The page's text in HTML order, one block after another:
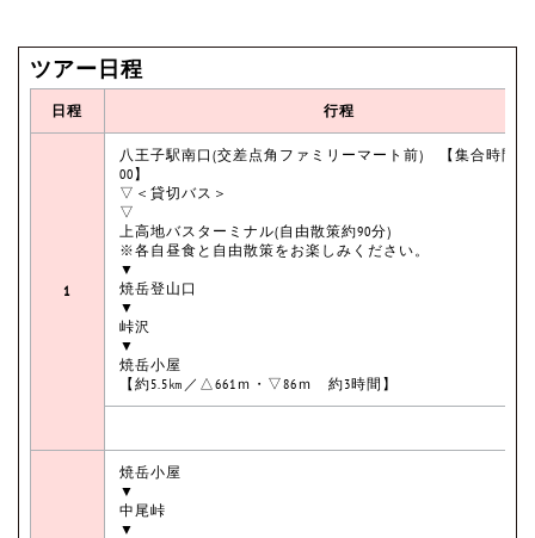
ツアー日程
日程 行程
1
八王子駅南口(交差点角ファミリーマート前) 【集合時間7
00】
▽＜貸切バス＞
▽
上高地バスターミナル(自由散策約90分)
※各自昼食と自由散策をお楽しみください。
▼
焼岳登山口
▼
峠沢
▼
焼岳小屋
【約5.5㎞／△661ｍ・▽86ｍ 約3時間】
焼岳小屋
▼
中尾峠
▼